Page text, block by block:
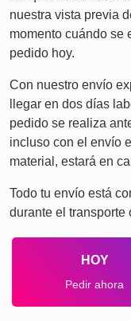
Niños
Abuela & Abuelo